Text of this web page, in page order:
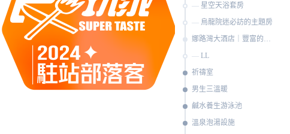
星空天浴套房
烏龍院迷必訪的主題房
LL
祈禱室
男生三溫暖
鹹水養生游泳池
溫泉泡湯設施